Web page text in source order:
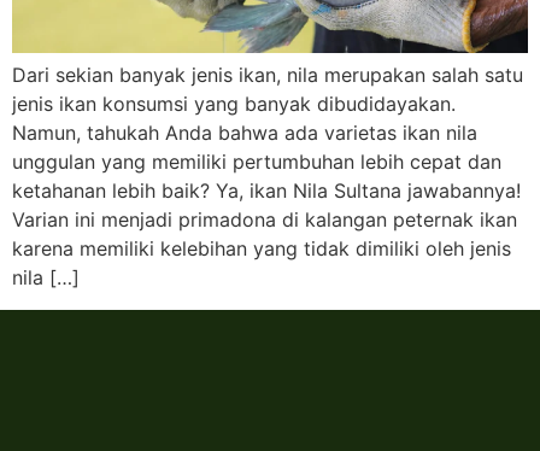
Dari sekian banyak jenis ikan, nila merupakan salah satu
jenis ikan konsumsi yang banyak dibudidayakan.
Namun, tahukah Anda bahwa ada varietas ikan nila
unggulan yang memiliki pertumbuhan lebih cepat dan
ketahanan lebih baik? Ya, ikan Nila Sultana jawabannya!
Varian ini menjadi primadona di kalangan peternak ikan
karena memiliki kelebihan yang tidak dimiliki oleh jenis
nila […]